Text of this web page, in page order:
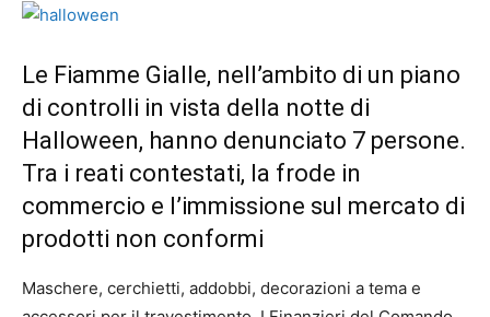
Le Fiamme Gialle, nell’ambito di un piano
di controlli in vista della notte di
Halloween, hanno denunciato 7 persone.
Tra i reati contestati, la frode in
commercio e l’immissione sul mercato di
prodotti non conformi
Maschere, cerchietti, addobbi, decorazioni a tema e